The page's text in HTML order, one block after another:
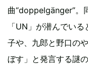
曲“doppelgänger”。
「UN」が潜んでい
子や、九郎と野口の
ぼす」と発言する謎